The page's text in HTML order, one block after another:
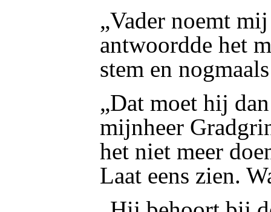
„Vader noemt
antwoordde het
stem en
„Dat moet hij
mijnheer
het niet meer
Laat eens zien.